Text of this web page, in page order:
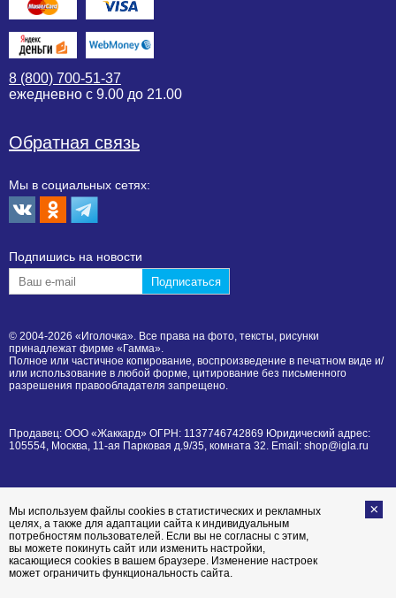
8 (800) 700-51-37
ежедневно с 9.00 до 21.00
Обратная связь
Мы в социальных сетях:
Подпишиcь на новости
© 2004-2026 «Иголочка». Все права на фото, тексты, рисунки
принадлежат фирме «Гамма».
Полное или частичное копирование, воспроизведение в печатном виде и/
или использование в любой форме, цитирование без письменного
разрешения правообладателя запрещено.
Продавец: ООО «Жаккард» ОГРН: 1137746742869 Юридический адрес:
105554, Москва, 11-ая Парковая д.9/35, комната 32. Email: shop@igla.ru
Мы используем файлы cookies в статистических и рекламных
целях, а также для адаптации сайта к индивидуальным
потребностям пользователей. Если вы не согласны с этим,
вы можете покинуть сайт или изменить настройки,
касающиеся cookies в вашем браузере. Изменение настроек
может ограничить функциональность сайта.